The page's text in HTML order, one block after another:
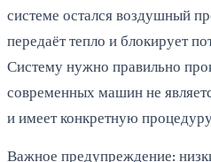
системе остался воздушный
передаёт тепло и блокирует
Систему нужно правильно
современных машин не
и имеет конкретную
Важное предупреждение: